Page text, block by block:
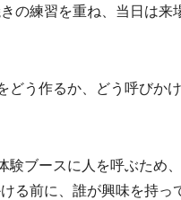
の練習を重ね、当日は来
う作るか、どう呼びか
ブースに人を呼ぶため
る前に、誰が興味を持っ